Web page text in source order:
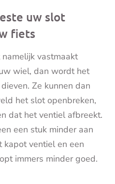
uw slot
fiets
vastmaakt
wiel, dan wordt het
Ze kunnen dan
het slot openbreken,
dat het ventiel afbreekt.
een stuk minder aan
kapot ventiel en een
immers minder goed.